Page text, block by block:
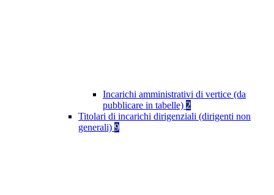
Incarichi amministrativi di vertice (da
pubblicare in tabelle) 2
Titolari di incarichi dirigenziali (dirigenti non
generali) 9